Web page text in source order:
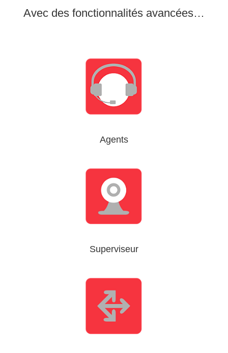
Avec des fonctionnalités avancées…
Agents
Superviseur